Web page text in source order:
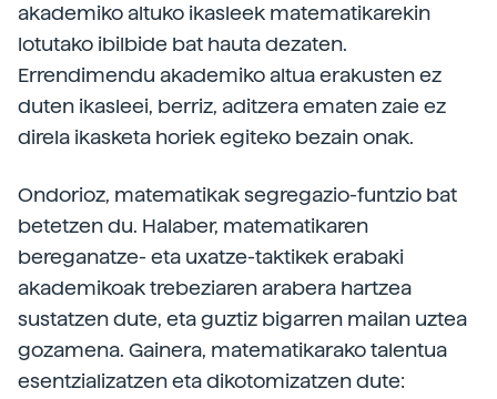
akademiko altuko ikasleek matematikarekin
lotutako ibilbide bat hauta dezaten.
Errendimendu akademiko altua erakusten ez
duten ikasleei, berriz, aditzera ematen zaie ez
direla ikasketa horiek egiteko bezain onak.
Ondorioz, matematikak segregazio-funtzio bat
betetzen du. Halaber, matematikaren
bereganatze- eta uxatze-taktikek erabaki
akademikoak trebeziaren arabera hartzea
sustatzen dute, eta guztiz bigarren mailan uztea
gozamena. Gainera, matematikarako talentua
esentzializatzen eta dikotomizatzen dute: